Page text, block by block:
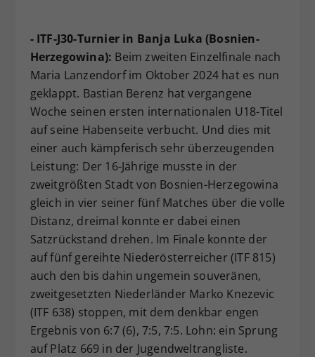
- ITF-J30-Turnier in Banja Luka (Bosnien-
Herzegowina): Beim zweiten Einzelfinale nach
Maria Lanzendorf im Oktober 2024 hat es nun
geklappt. Bastian Berenz hat vergangene
Woche seinen ersten internationalen U18-Titel
auf seine Habenseite verbucht. Und dies mit
einer auch kämpferisch sehr überzeugenden
Leistung: Der 16-Jährige musste in der
zweitgrößten Stadt von Bosnien-Herzegowina
gleich in vier seiner fünf Matches über die volle
Distanz, dreimal konnte er dabei einen
Satzrückstand drehen. Im Finale konnte der
auf fünf gereihte Niederösterreicher (ITF 815)
auch den bis dahin ungemein souveränen,
zweitgesetzten Niederländer Marko Knezevic
(ITF 638) stoppen, mit dem denkbar engen
Ergebnis von 6:7 (6), 7:5, 7:5. Lohn: ein Sprung
auf Platz 669 in der Jugendweltrangliste.